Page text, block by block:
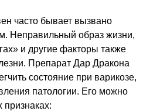
часто бывает вызвано
Неправильный образ жизни,
и другие факторы также
Препарат Дар Дракона
состояние при варикозе,
патологии. Его можно